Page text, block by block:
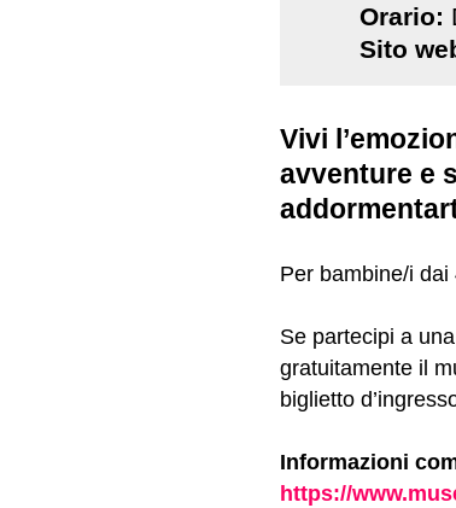
Orario:
Sito
Vivi
avventure e
Per bambine/i
Se partecipi a
gratuitamente il
biglietto
Informazioni
https://